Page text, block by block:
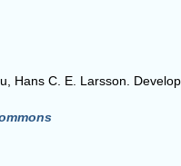
Hans C. E. Larsson.